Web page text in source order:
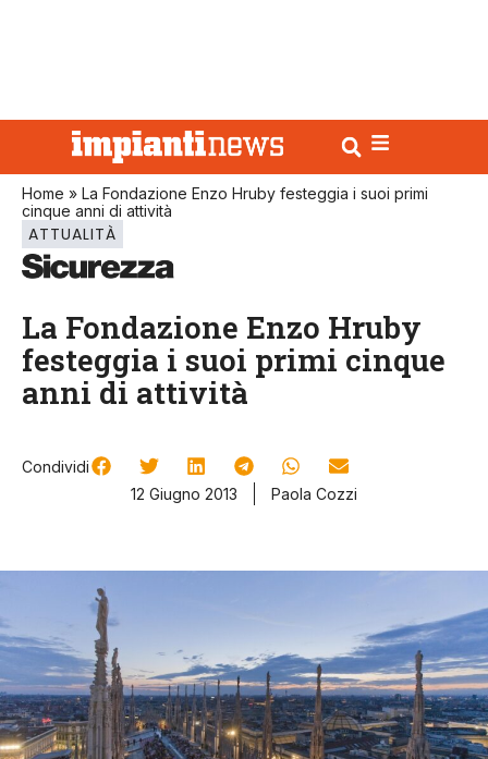
Home » La Fondazione Enzo Hruby festeggia i suoi primi
cinque anni di attività
ATTUALITÀ
La Fondazione Enzo Hruby
festeggia i suoi primi cinque
anni di attività
Condividi
12 Giugno 2013
Paola Cozzi